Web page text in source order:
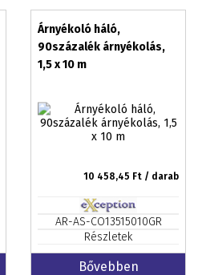
Árnyékoló háló,
90százalék árnyékolás,
1,5 x 10 m
10 458,45 Ft / darab
AR-AS-CO13515010GR
Részletek
Bővebben